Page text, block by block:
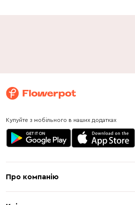
Купуйте з мобільного в наших додатках
Про компанію